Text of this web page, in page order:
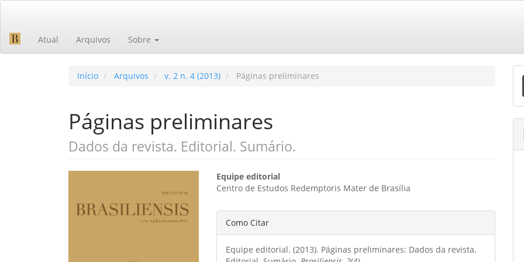
principal
Barra
Atual Arquivos Sobre
Início Arquivos v. 2 n. 4 (2013) Páginas preliminares
Páginas preliminares
Dados da revista. Editorial. Sumário.
lateral
de
Conteúdo
do
artigo
principal
Equipe editorial
Centro de Estudos Redemptoris Mater de Brasília
Detalhes
do
Como Citar
Equipe editorial. (2013). Páginas preliminares: Dados da revista.